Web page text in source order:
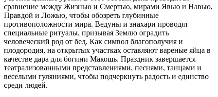
сравнение между Жизнью и Смертью, мирами Явью и Навью,
Правдой и Ложью, чтобы обозреть глубинные
противоположности мира. Ведуны и знахари проводят
специальные ритуалы, призывая Землю оградить
человеческий род от бед. Как символ благополучия и
плодородия, на открытых участках оставляют вареные яйца в
качестве дара для богини Макошь. Праздник завершается
театрализованными представлениями, песнями, танцами и
веселыми гуляниями, чтобы подчеркнуть радость и единство
среди людей.